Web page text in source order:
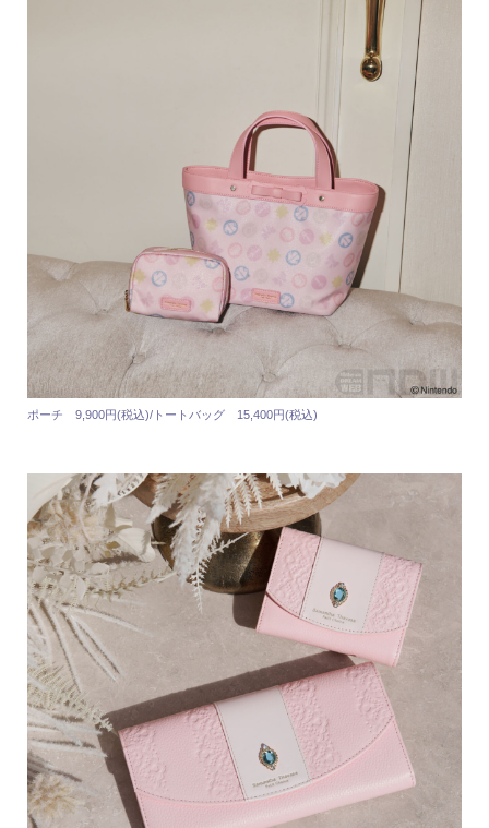
ポーチ 9,900円(税込)/トートバッグ 15,400円(税込)